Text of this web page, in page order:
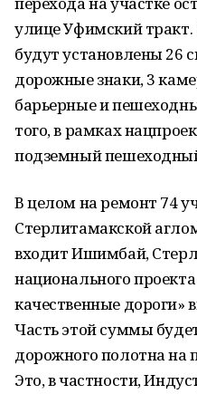
улице Уфимский
будут установлены 26
дорожные знаки, 3
барьерные и
того, в рамках
подземный
В целом на ремонт 74
Стерлитамакской
входит Ишимбай,
национального
качественные дороги»
Часть этой суммы
дорожного полотна
Это, в частности,